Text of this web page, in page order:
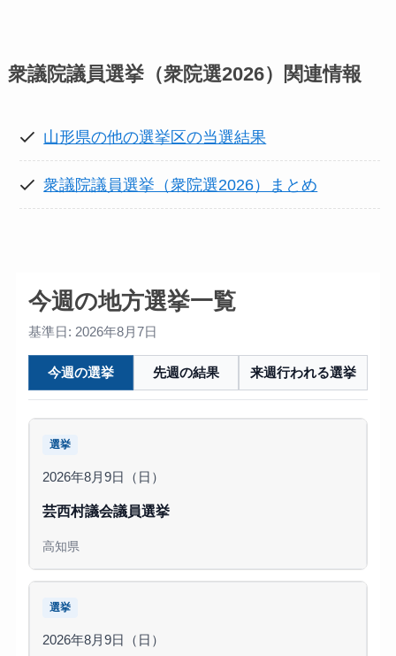
衆議院議員選挙（衆院選2026） 関連情報
山形県の他の選挙区の当選結果
衆議院議員選挙（衆院選2026）まとめ
今週の地方選挙一覧
基準日: 2026年8月7日
今週の選挙 先週の結果 来週行われる選挙
選挙
2026年8月9日（日）
芸西村議会議員選挙
高知県
選挙
2026年8月9日（日）